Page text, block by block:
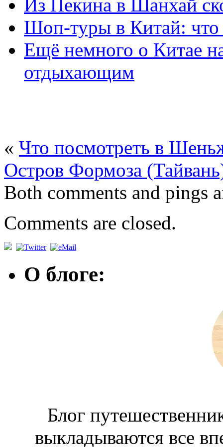
Из Пекина в Шанхай
Шоп-туры в Китай: что
Ещё немного о Китае
отдыхающим
« Что посмотреть в
Остров Формоза
Both comments and pings
Comments are closed.
О блоге:
Блог
выкладываются все